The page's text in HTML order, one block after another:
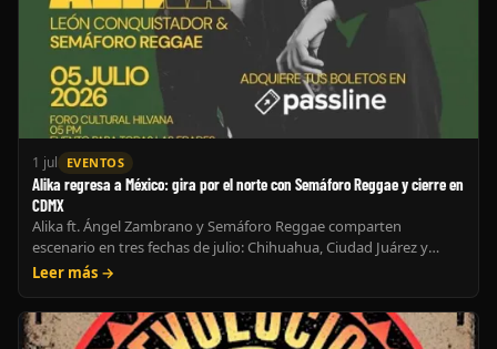
1 jul EVENTOS
Alika regresa a México: gira por el norte con Semáforo Reggae y cierre en
CDMX
Alika ft. Ángel Zambrano y Semáforo Reggae comparten
escenario en tres fechas de julio: Chihuahua, Ciudad Juárez y
CDMX. El reggae latinoamericano hace escala en el norte.
Leer más →